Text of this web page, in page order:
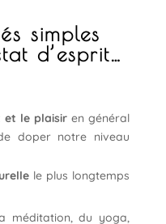
simples
d’esprit…
et le plaisir en général
doper notre niveau
le plus longtemps
méditation, du yoga,